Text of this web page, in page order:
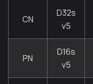
CN
D32s
v5
PN
D16s
v5